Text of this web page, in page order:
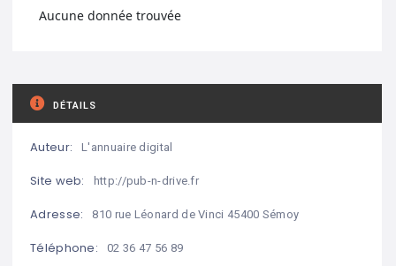
Aucune donnée trouvée
DÉTAILS
Auteur: L'annuaire digital
Site web: http://pub-n-drive.fr
Adresse: 810 rue Léonard de Vinci 45400 Sémoy
Téléphone: 02 36 47 56 89